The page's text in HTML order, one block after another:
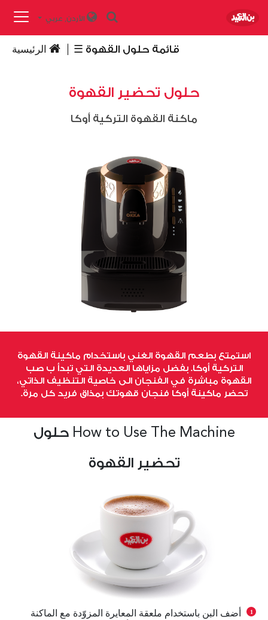
قائمة حلول القهوة الرئيسية
الأردن, عربي
حلول تحضير القهوة
ماكنة القهوة التركية أوكا
استمتع بطعم القهوة الغني باستخدام ماكينة القهوة
التركية أوكا. بفضل مزاياها العديدة التي تبدأ ب صب
القهوة مباشرة في الفنجان الى خاصية التنظيف الذاتي،
تحضر ماكينة أوكا فنجان قهوتك بمذاق فريد كل مرة.
How to Use The Machine حلول
تحضير القهوة
أضف البن باستخدام ملعقة المعايرة المزوّدة مع الماكنة